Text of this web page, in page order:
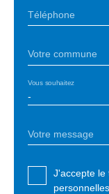
Téléphone
Votre commune
-
Vous souhaitez
Votre message
J'accepte le